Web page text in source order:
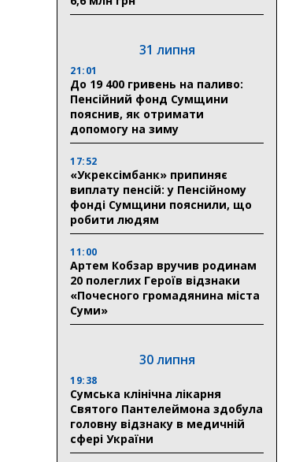
31 липня
21:01
До 19 400 гривень на паливо:
Пенсійний фонд Сумщини
пояснив, як отримати
допомогу на зиму
17:52
«Укрексімбанк» припиняє
виплату пенсій: у Пенсійному
фонді Сумщини пояснили, що
робити людям
11:00
Артем Кобзар вручив родинам
20 полеглих Героїв відзнаки
«Почесного громадянина міста
Суми»
30 липня
19:38
Сумська клінічна лікарня
Святого Пантелеймона здобула
головну відзнаку в медичній
сфері України